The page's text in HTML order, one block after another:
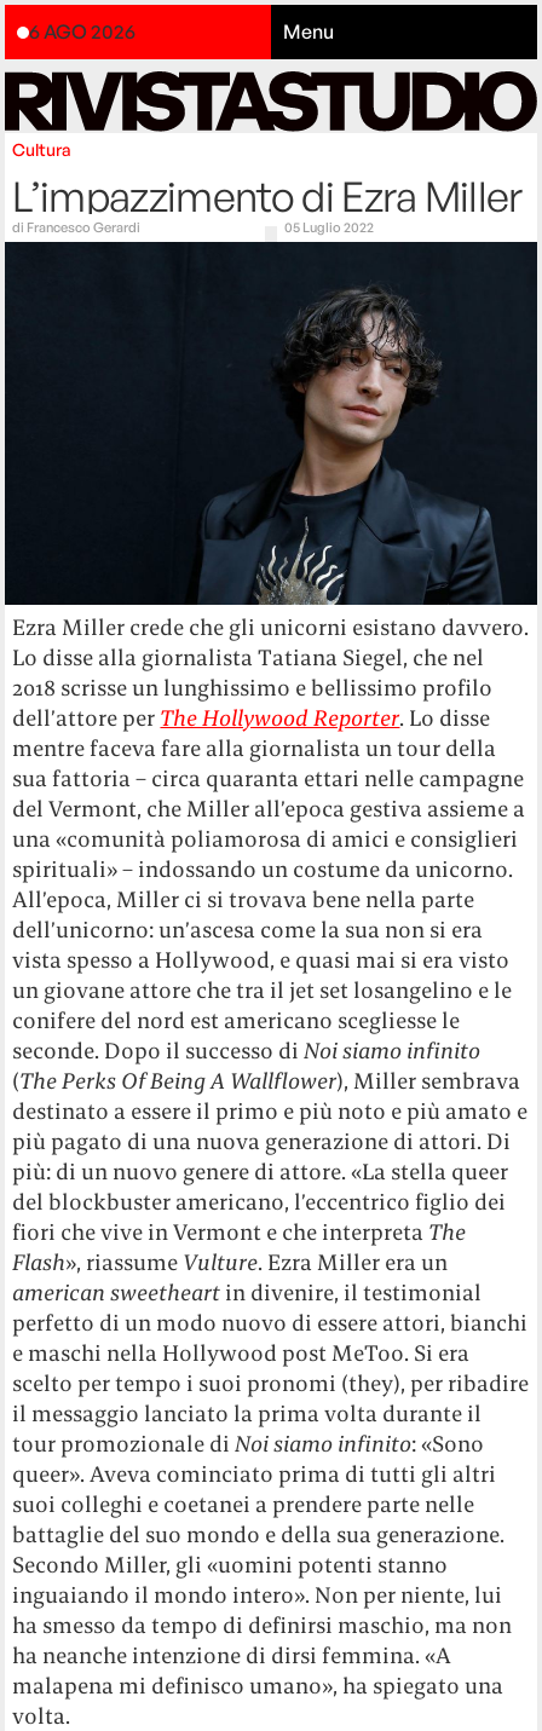
6 AGO 2026 Menu
Cultura
L’impazzimento di Ezra Miller
di Francesco Gerardi 05 Luglio 2022
Ezra Miller crede che gli unicorni esistano davvero.
Lo disse alla giornalista Tatiana Siegel, che nel
2018 scrisse un lunghissimo e bellissimo profilo
dell’attore per The Hollywood Reporter. Lo disse
mentre faceva fare alla giornalista un tour della
sua fattoria – circa quaranta ettari nelle campagne
del Vermont, che Miller all’epoca gestiva assieme a
una «comunità poliamorosa di amici e consiglieri
spirituali» – indossando un costume da unicorno.
All’epoca, Miller ci si trovava bene nella parte
dell’unicorno: un’ascesa come la sua non si era
vista spesso a Hollywood, e quasi mai si era visto
un giovane attore che tra il jet set losangelino e le
conifere del nord est americano scegliesse le
seconde. Dopo il successo di Noi siamo infinito
(The Perks Of Being A Wallflower), Miller sembrava
destinato a essere il primo e più noto e più amato e
più pagato di una nuova generazione di attori. Di
più: di un nuovo genere di attore. «La stella queer
del blockbuster americano, l’eccentrico figlio dei
fiori che vive in Vermont e che interpreta The
Flash», riassume Vulture. Ezra Miller era un
american sweetheart in divenire, il testimonial
perfetto di un modo nuovo di essere attori, bianchi
e maschi nella Hollywood post MeToo. Si era
scelto per tempo i suoi pronomi (they), per ribadire
il messaggio lanciato la prima volta durante il
tour promozionale di Noi siamo infinito: «Sono
queer». Aveva cominciato prima di tutti gli altri
suoi colleghi e coetanei a prendere parte nelle
battaglie del suo mondo e della sua generazione.
Secondo Miller, gli «uomini potenti stanno
inguaiando il mondo intero». Non per niente, lui
ha smesso da tempo di definirsi maschio, ma non
ha neanche intenzione di dirsi femmina. «A
malapena mi definisco umano», ha spiegato una
volta.